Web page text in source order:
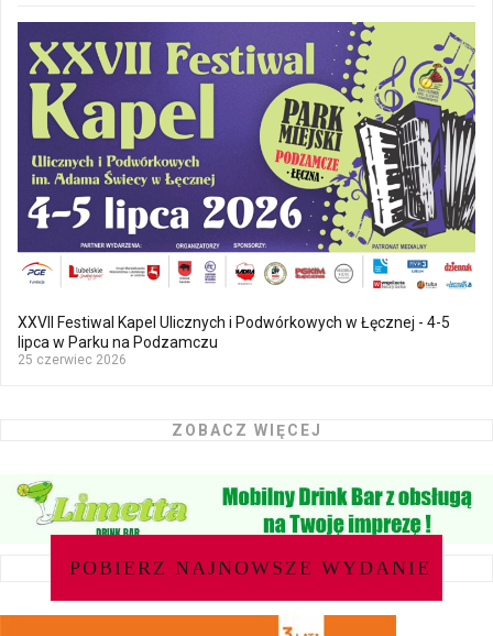
XXVII Festiwal Kapel Ulicznych i Podwórkowych w Łęcznej - 4-5
lipca w Parku na Podzamczu
25 czerwiec 2026
ZOBACZ WIĘCEJ
POBIERZ NAJNOWSZE WYDANIE